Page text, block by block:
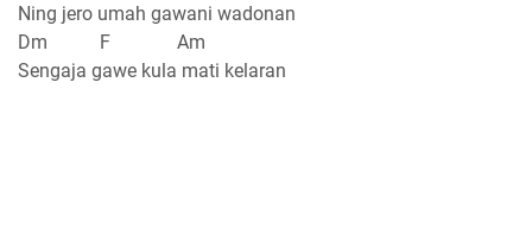
Ning jero umah gawani wadonan
Dm F Am
Sengaja gawe kula mati kelaran